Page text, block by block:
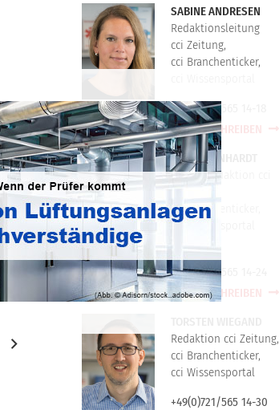
ist nur
SABINE ANDRESEN
Redaktionsleitung
cci Zeitung,
cci Branchenticker,
+49(0)721/565 14-18
E-MAIL SCHREIBEN
PETER REINHARDT
Technikredaktion cci
Zeitung,
cci Branchenticker,
cci Wissensportal
+49(0)721/565 14-24
E-MAIL SCHREIBEN
Redaktion cci Zeitung,
cci Branchenticker,
cci Wissensportal
+49(0)721/565 14-30